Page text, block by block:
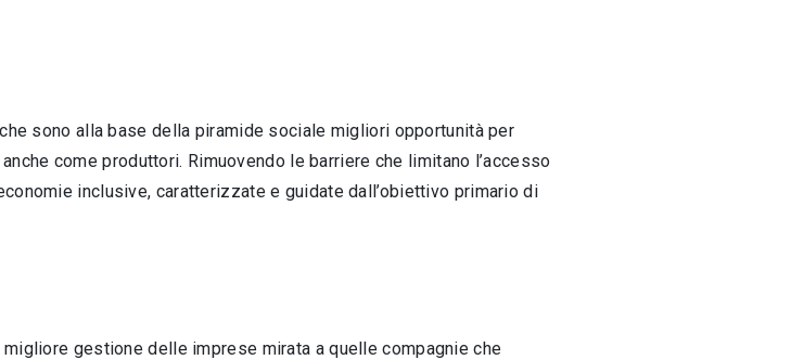
sono alla base della piramide sociale migliori opportunità per
come produttori. Rimuovendo le barriere che limitano l’accesso
inclusive, caratterizzate e guidate dall’obiettivo primario di
gestione delle imprese mirata a quelle compagnie che